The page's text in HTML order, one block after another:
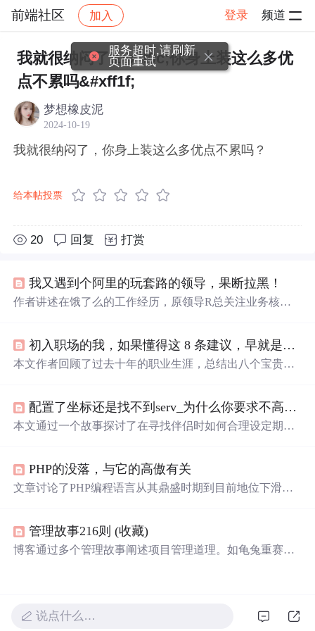
前端社区 加入 登录 频道
社区 前端社区 感慨 帖子详情
我就很纳闷了&#xff0c;你身上装这么多优
点不累吗&#xff1f;
梦想橡皮泥
2024-10-19
我就很纳闷了，你身上装这么多优点不累吗？
给本帖投票
20 回复 打赏
我又遇到个阿里的玩套路的领导，果断拉黑！
作者讲述在饿了么的工作经历，原领导R总关注业务核
下属。作者无奈拉黑T总并离职，最后总结职场经验。 初入职场的我，如果懂得这 8 条建议，早就是大神了
本文作者回顾了过去十年的职业生涯，总结出八个宝贵的
配置了坐标还是找不到serv_为什么你要求不高，却还是找不到对象？
本文通过一个故事探讨了在寻找伴侣时如何合理设定期望
多条件时，学会抓住核心需求。
PHP的没落，与它的高傲有关
文章讨论了PHP编程语言从其鼎盛时期到目前地位下滑的
n的崛起可能是PHP没落的一个因素。文章通过作者个人经
历阐述了PHP在公司项目中的影响，以及编程语言竞争中
管理故事216则 (收藏)
博客通过多个管理故事阐述项目管理道理。如龟兔重赛强
说点什么…
服务超时,请刷新
页面重试